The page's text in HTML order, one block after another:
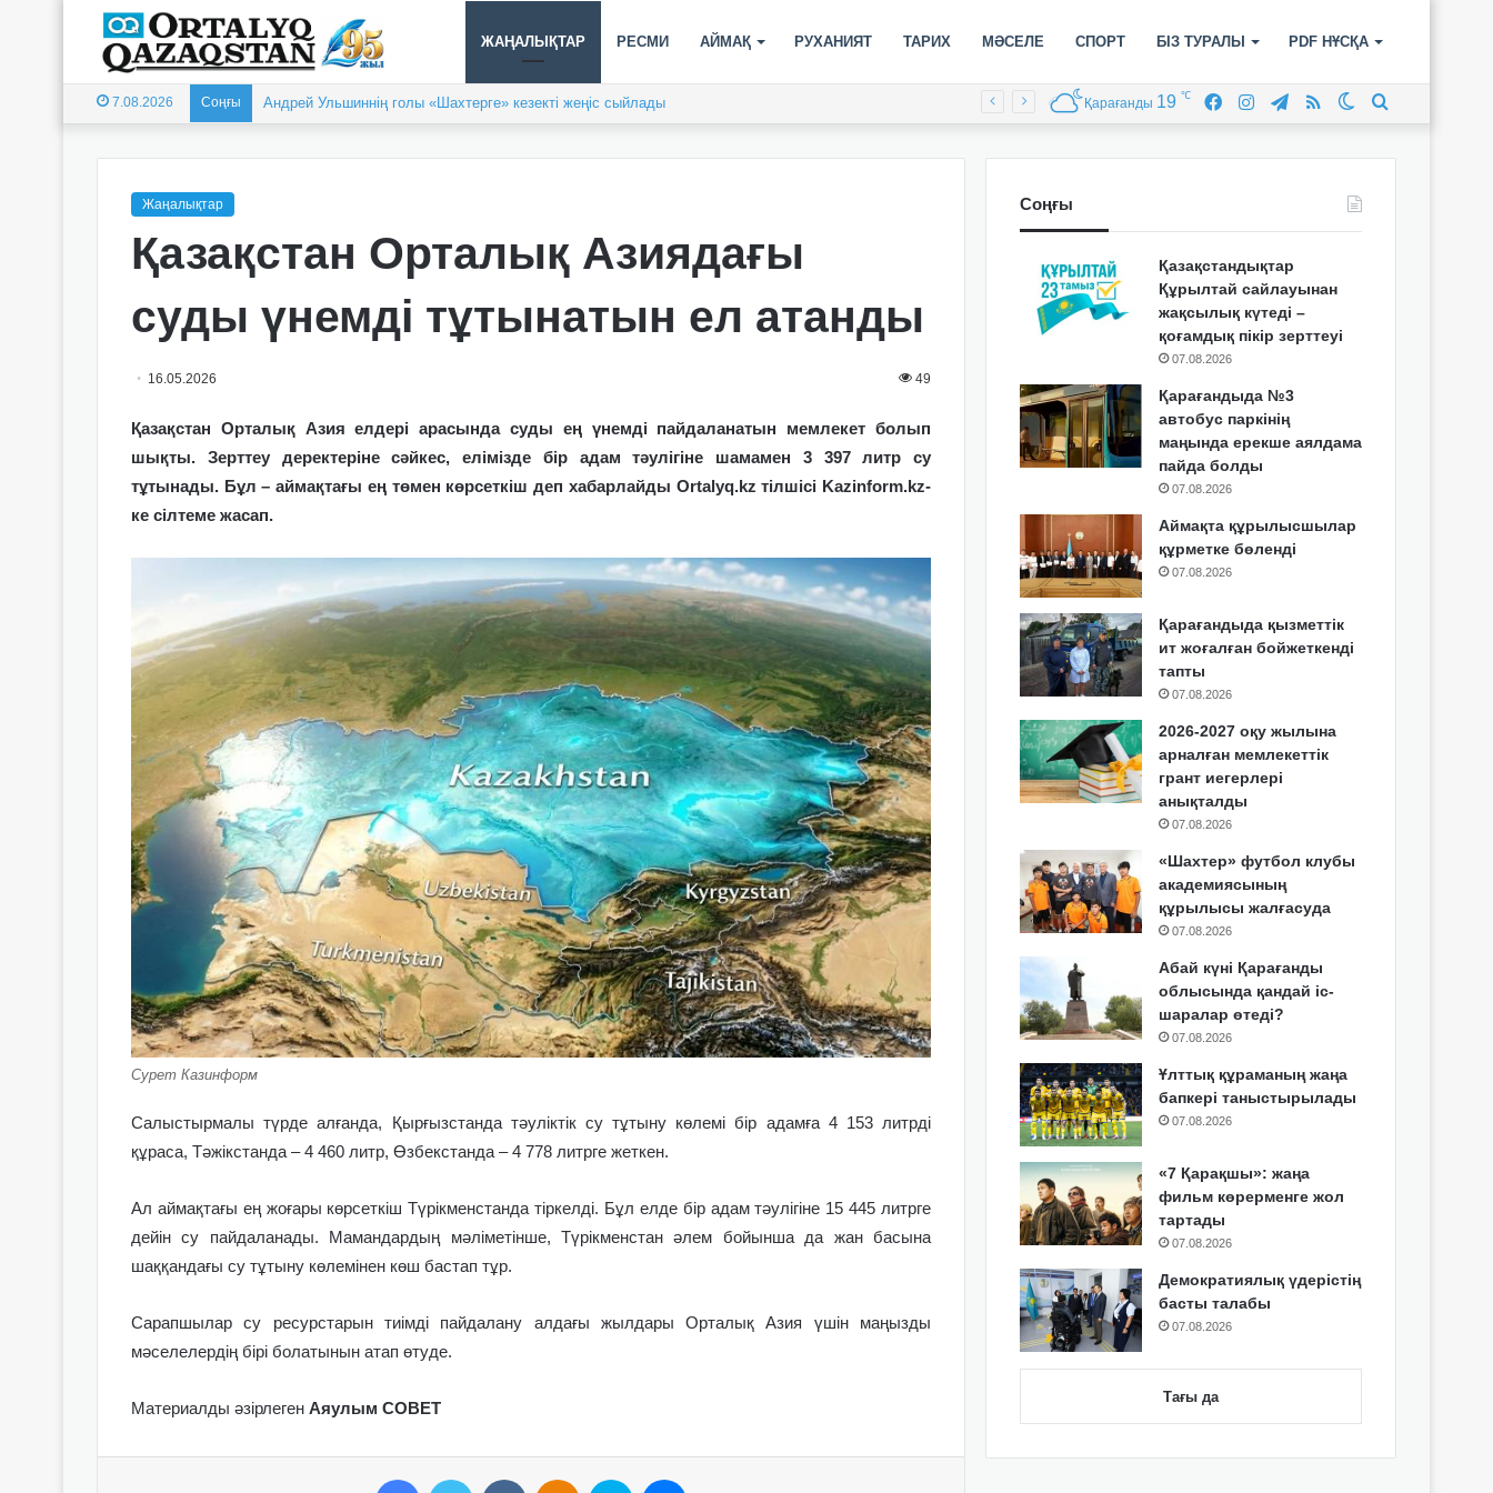
ЖАҢАЛЫҚТАР РЕСМИ АЙМАҚ РУХАНИЯТ ТАРИХ МӘСЕЛЕ СПОРТ БІЗ ТУРАЛЫ PDF НҰСҚА
7.08.2026 Соңғы Андрей Ульшиннің голы «Шахтерге» кезекті жеңіс сыйлады Switch
RSS
Telegram
Instagram
Facebook
Қарағанды 19 ℃
Жаңалықтар
Қазақстан Орталық Азиядағы
суды үнемді тұтынатын ел атанды
16.05.2026 49
Қазақстан Орталық Азия елдері арасында суды ең үнемді пайдаланатын мемлекет болып
шықты. Зерттеу деректеріне сәйкес, елімізде бір адам тәулігіне шамамен 3 397 литр су
тұтынады. Бұл – аймақтағы ең төмен көрсеткіш деп хабарлайды Ortalyq.kz тілшісі Kazinform.kz-
ке сілтеме жасап.
Сурет Казинформ
Салыстырмалы түрде алғанда, Қырғызстанда тәуліктік су тұтыну көлемі бір адамға 4 153 литрді
құраса, Тәжікстанда – 4 460 литр, Өзбекстанда – 4 778 литрге жеткен.
Ал аймақтағы ең жоғары көрсеткіш Түрікменстанда тіркелді. Бұл елде бір адам тәулігіне 15 445 литрге
дейін су пайдаланады. Мамандардың мәліметінше, Түрікменстан әлем бойынша да жан басына
шаққандағы су тұтыну көлемінен көш бастап тұр.
Сарапшылар су ресурстарын тиімді пайдалану алдағы жылдары Орталық Азия үшін маңызды
мәселелердің бірі болатынын атап өтуде.
Материалды әзірлеген Аяулым СОВЕТ
Соңғы
Қазақстандықтар
Құрылтай сайлауынан
жақсылық күтеді –
қоғамдық пікір зерттеуі
07.08.2026
Қарағандыда №3
автобус паркінің
маңында ерекше аялдама
пайда болды
07.08.2026
Аймақта құрылысшылар
құрметке бөленді
07.08.2026
Қарағандыда қызметтік
ит жоғалған бойжеткенді
тапты
07.08.2026
2026-2027 оқу жылына
арналған мемлекеттік
грант иегерлері
анықталды
07.08.2026
«Шахтер» футбол клубы
академиясының
құрылысы жалғасуда
07.08.2026
Абай күні Қарағанды
облысында қандай іс-
шаралар өтеді?
07.08.2026
Ұлттық құраманың жаңа
бапкері таныстырылады
07.08.2026
«7 Қарақшы»: жаңа
фильм көрерменге жол
тартады
07.08.2026
Демократиялық үдерістің
басты талабы
07.08.2026
Тағы да